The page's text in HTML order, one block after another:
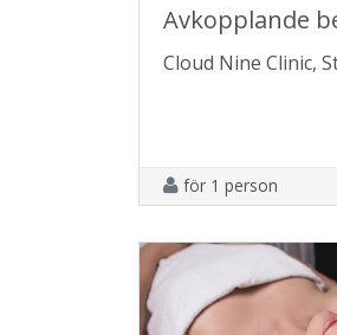
Avkopplande
Cloud Nine Clinic,
för 1 person